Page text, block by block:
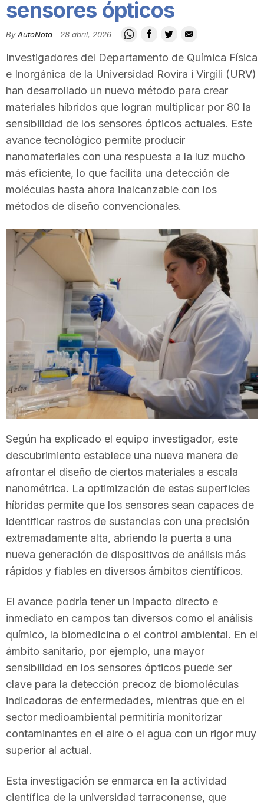
i
t
a
t
d
e
r
r
o
n
sensores ópticos
By AutoNota - 28 abril, 2026
Investigadores del Departamento de Química Física
e Inorgánica de la Universidad Rovira i Virgili (URV)
han desarrollado un nuevo método para crear
materiales híbridos que logran multiplicar por 80 la
sensibilidad de los sensores ópticos actuales. Este
avance tecnológico permite producir
nanomateriales con una respuesta a la luz mucho
más eficiente, lo que facilita una detección de
moléculas hasta ahora inalcanzable con los
métodos de diseño convencionales.
Según ha explicado el equipo investigador, este
descubrimiento establece una nueva manera de
afrontar el diseño de ciertos materiales a escala
nanométrica. La optimización de estas superficies
híbridas permite que los sensores sean capaces de
identificar rastros de sustancias con una precisión
extremadamente alta, abriendo la puerta a una
nueva generación de dispositivos de análisis más
rápidos y fiables en diversos ámbitos científicos.
El avance podría tener un impacto directo e
inmediato en campos tan diversos como el análisis
químico, la biomedicina o el control ambiental. En el
ámbito sanitario, por ejemplo, una mayor
sensibilidad en los sensores ópticos puede ser
clave para la detección precoz de biomoléculas
indicadoras de enfermedades, mientras que en el
sector medioambiental permitiría monitorizar
contaminantes en el aire o el agua con un rigor muy
superior al actual.
Esta investigación se enmarca en la actividad
científica de la universidad tarraconense, que